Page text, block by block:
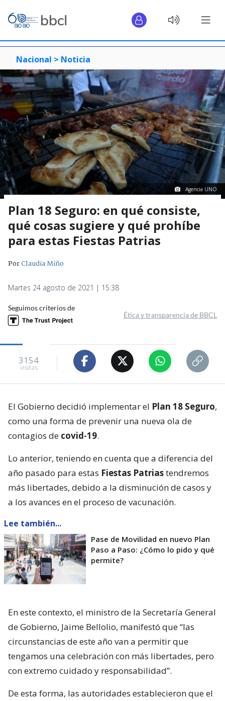
Nacional > Noticia
Agencia UNO
Plan 18 Seguro: en qué consiste,
qué cosas sugiere y qué prohíbe
para estas Fiestas Patrias
PorClaudia Miño
Martes 24 agosto de 2021 | 15:38
Seguimos criterios de
Ética y transparencia de BBCL
3154
visitas
El Gobierno decidió implementar el Plan 18 Seguro,
como una forma de prevenir una nueva ola de
contagios de covid-19.
Lo anterior, teniendo en cuenta que a diferencia del
año pasado para estas Fiestas Patriastendremos
más libertades, debido a la disminución de casos y
a los avances en el proceso de vacunación.
Lee también...
Pase de Movilidad en nuevo Plan
Paso a Paso: ¿Cómo lo pido y qué
permite?
En este contexto, el ministro de la Secretaría General
de Gobierno, Jaime Bellolio, manifestó que “las
circunstancias de este año van a permitir que
tengamos una celebración con más libertades, pero
con extremo cuidado y responsabilidad”.
De esta forma, las autoridades establecieron que el